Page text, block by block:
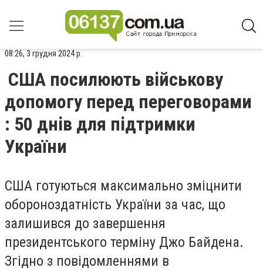
08:26, 3 грудня 2024 р.
США посилюють військову
допомогу перед переговорами
: 50 днів для підтримки
України
США готуються максимально зміцнити
обороноздатність України за час, що
залишився до завершення
президентського терміну Джо Байдена.
Згідно з повідомленнями в